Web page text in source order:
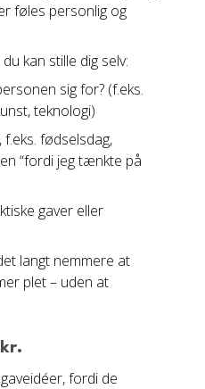
føles personlig og
kan stille dig selv:
sig for? (f.eks.
teknologi)
f.eks. fødselsdag,
“fordi jeg tænkte på
gaver eller
langt nemmere at
plet – uden at
fordi de